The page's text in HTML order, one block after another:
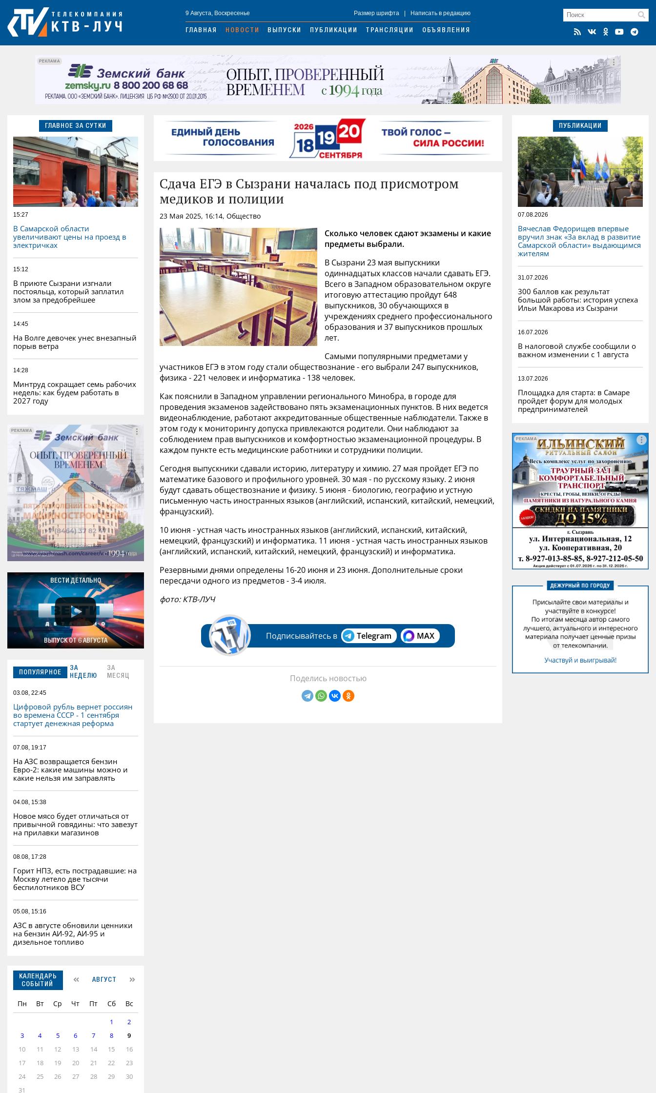
9 Августа, Воскресенье Размер шрифта Написать в редакцию
ГЛАВНАЯ НОВОСТИ ВЫПУСКИ ПУБЛИКАЦИИ ТРАНСЛЯЦИИ ОБЪЯВЛЕНИЯ
РЕКЛАМА
ГЛАВНОЕ ЗА СУТКИ
15:27
В Самарской области
увеличивают цены на проезд в
электричках
15:12
В приюте Сызрани изгнали
постояльца, который заплатил
злом за предобрейшее
14:45
На Волге девочек унес внезапный
порыв ветра
14:28
Минтруд сокращает семь рабочих
недель: как будем работать в
2027 году
РЕКЛАМА
РЕКЛАМА
ВЕСТИ ДЕТАЛЬНО
ВЫПУСК ОТ 6 АВГУСТА
ПОПУЛЯРНОЕ
ЗА
НЕДЕЛЮ
ЗА
МЕСЯЦ
03.08, 22:45
Цифровой рубль вернет россиян
во времена СССР - 1 сентября
стартует денежная реформа
07.08, 19:17
На АЗС возвращается бензин
Евро‑2: какие машины можно и
какие нельзя им заправлять
04.08, 15:38
Новое мясо будет отличаться от
привычной говядины: что завезут
на прилавки магазинов
08.08, 17:28
Горит НПЗ, есть пострадавшие: на
Москву летело две тысячи
беспилотников ВСУ
05.08, 15:16
АЗС в августе обновили ценники
на бензин АИ-92, АИ-95 и
дизельное топливо
КАЛЕНДАРЬ
СОБЫТИЙ
АВГУСТ
Пн Вт Ср Чт Пт Сб Вс
1
2
3
4 5 6 7 8
9
10
11 12 13 14 15
16
17
18 19 20 21 22
23
24
25 26 27 28 29
30
31
Сдача ЕГЭ в Сызрани началась под присмотром
медиков и полиции
23 Мая 2025, 16:14, Общество
Сколько человек сдают экзамены и какие
предметы выбрали.
В Сызрани 23 мая выпускники
одиннадцатых классов начали сдавать ЕГЭ.
Всего в Западном образовательном округе
итоговую аттестацию пройдут 648
выпускников, 30 обучающихся в
учреждениях среднего профессионального
образования и 37 выпускников прошлых
лет.
Самыми популярными предметами у
участников ЕГЭ в этом году стали обществознание - его выбрали 247 выпускников,
физика - 221 человек и информатика - 138 человек.
Как пояснили в Западном управлении регионального Минобра, в городе для
проведения экзаменов задействовано пять экзаменационных пунктов. В них ведется
видеонаблюдение, работают аккредитованные общественные наблюдатели. Также в
этом году к мониторингу допуска привлекаются родители. Они наблюдают за
соблюдением прав выпускников и комфортностью экзаменационной процедуры. В
каждом пункте есть медицинские работники и сотрудники полиции.
Сегодня выпускники сдавали историю, литературу и химию. 27 мая пройдет ЕГЭ по
математике базового и профильного уровней. 30 мая - по русскому языку. 2 июня
будут сдавать обществознание и физику. 5 июня - биологию, географию и устную
письменную часть иностранных языков (английский, испанский, китайский, немецкий,
французский).
10 июня - устная часть иностранных языков (английский, испанский, китайский,
немецкий, французский) и информатика. 11 июня - устная часть иностранных языков
(английский, испанский, китайский, немецкий, французский) и информатика.
Резервными днями определены 16-20 июня и 23 июня. Дополнительные сроки
пересдачи одного из предметов - 3-4 июля.
фото: КТВ-ЛУЧ
Подписывайтесь в Telegram MAX
Поделись новостью
ПУБЛИКАЦИИ
07.08.2026
Вячеслав Федорищев впервые
вручил знак «За вклад в развитие
Самарской области» выдающимся
жителям
31.07.2026
300 баллов как результат
большой работы: история успеха
Ильи Макарова из Сызрани
16.07.2026
В налоговой службе сообщили о
важном изменении с 1 августа
13.07.2026
Площадка для старта: в Самаре
пройдет форум для молодых
предпринимателей
РЕКЛАМА